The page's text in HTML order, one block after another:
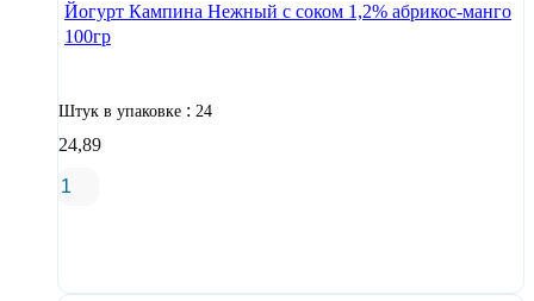
Йогурт Кампина Нежный с соком 1,2% абрикос-манго
100гр
Штук в упаковке : 24
24,89